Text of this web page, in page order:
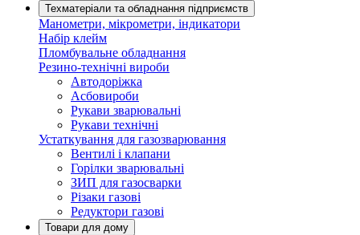
Техматеріали та обладнання підприємств
Манометри, мікрометри, індикатори
Набір клейм
Пломбувальне обладнання
Резино-технічні вироби
Автодоріжка
Асбовироби
Рукави зварювальні
Рукави технічні
Устаткування для газозварювання
Вентилі і клапани
Горілки зварювальні
ЗИП для газосварки
Різаки газові
Редуктори газові
Товари для дому